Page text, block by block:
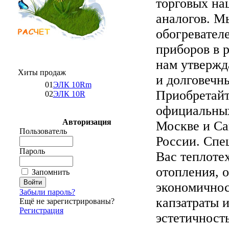
Хиты продаж
01ЭЛК 10Rm
02ЭЛК 10R
Авторизация
Пользователь
Пароль
Запомнить
Забыли пароль?
Ещё не зарегистрированы?
Регистрация
торговых
аналогов.
приборов в
нам
и
Москве и
России.
Вас
отопления,
капзатраты